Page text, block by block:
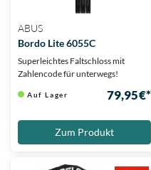
ABUS
Bordo Lite 6055C
Superleichtes Faltschloss mit
Zahlencode für unterwegs!
Auf Lager 79,95 €*
Zum Produkt